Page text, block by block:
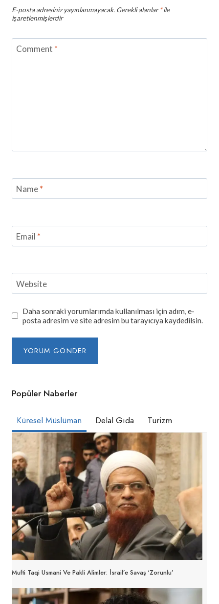
E-posta adresiniz yayınlanmayacak. Gerekli alanlar*ile
işaretlenmişlerdir
Comment *
Name*
Email *
Website
Daha sonraki yorumlarımda kullanılması için adım, e-
posta adresim ve site adresim bu tarayıcıya kaydedilsin.
Popüler Naberler
Küresel Müslüman Delal Gıda Turizm
Mufti Taqi Usmani Ve Pakli Alimler: İsrail’e Savaş ‘zorunlu’